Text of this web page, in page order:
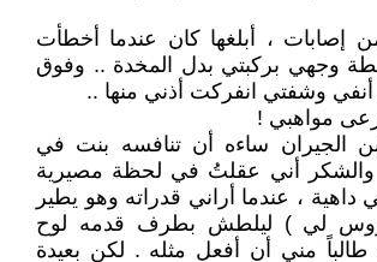
إصابات ، أبلغها كان عندما أخطأت
وجهي بركبتي بدل المخدة .. وفوق
وشفتي انفركت أذني منها ..
مواهبي !
الجيران ساءه أن تنافسه بنت في
والشكر أني عقلتُ في لحظة مصيرية
، عندما أراني قدراته وهو يطير
بروس لي ) ليلطش بطرف قدمه لوح
مني أن أفعل مثله . لكن بعيدة